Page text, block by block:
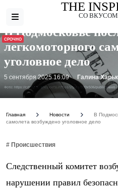
THE
СО
СРОЧНО
Фото: https://cdn.iz.ru/sites/default/files/styles/900x506/public/news-
В Подмосковье
легкомоторного
уголовное дело
5 сентября 2025 16:09 Галина
Главная Новости
В
самолета возбуждено уголовное дело
# Происшествия
Следственный комитет
нарушении правил